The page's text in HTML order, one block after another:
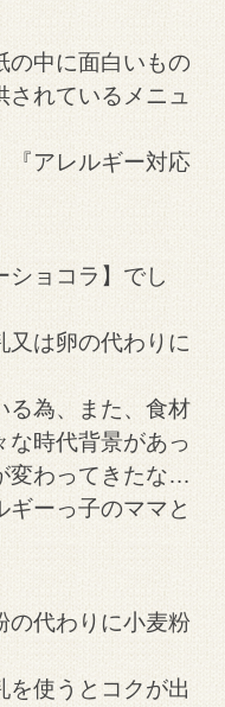
の中に面白いもの
れているメニュ
アレルギー対応
ショコラ】でし
又は卵の代わりに
る為、また、食材
な時代背景があっ
変わってきたな…
ギーっ子のママと
の代わりに小麦粉
を使うとコクが出